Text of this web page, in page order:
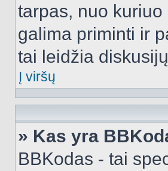
tarpas, nuo
galima priminti ir
tai leidžia
Į viršų
» Kas yra
BBKodas - tai